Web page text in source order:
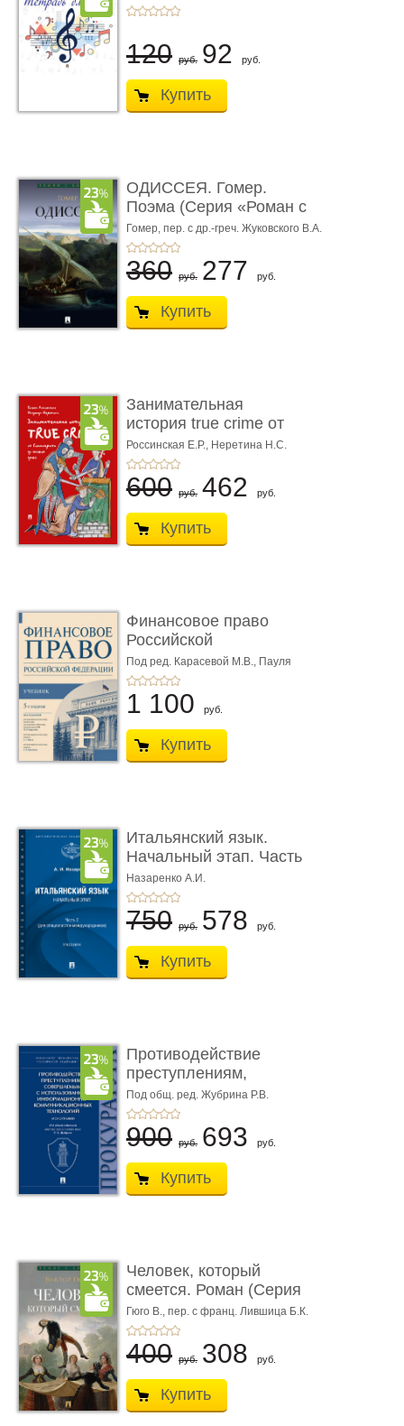
120 руб. 92 руб.
Купить
ОДИССЕЯ. Гомер.
Поэма (Серия «Роман с
книгой»)
Гомер, пер. с др.-греч. Жуковского В.А.
360 руб. 277 руб.
Купить
Занимательная
история true crime от
Гиппократа до � ...
Россинская Е.Р., Неретина Н.С.
600 руб. 462 руб.
Купить
Финансовое право
Российской
Федерации. 5-е изд�
...
Под ред. Карасевой М.В., Пауля
А.Г., Красюкова А.В.
1 100 руб.
Купить
Итальянский язык.
Начальный этап. Часть
2. Учеб� ...
Назаренко А.И.
750 руб. 578 руб.
Купить
Противодействие
преступлениям,
совершаемым с ...
Под общ. ред. Жубрина Р.В.
900 руб. 693 руб.
Купить
Человек, который
смеется. Роман (Серия
«Роман с ...
Гюго В., пер. с франц. Лившица Б.К.
400 руб. 308 руб.
Купить